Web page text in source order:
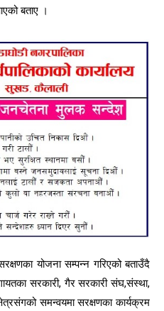
बताए ।
योजना सम्पन्न गरिएको बताउँदै
सरकारी, गैर सरकारी संघ,संस्था,
समन्वयमा सरक्षणका कार्यक्रम